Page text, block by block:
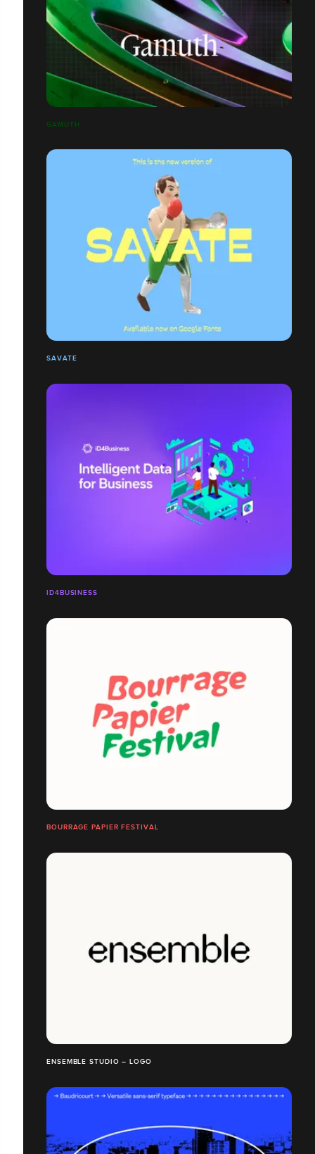
GAMUTH
SAVATE
ID4BUSINESS
BOURRAGE PAPIER FESTIVAL
ENSEMBLE STUDIO – LOGO